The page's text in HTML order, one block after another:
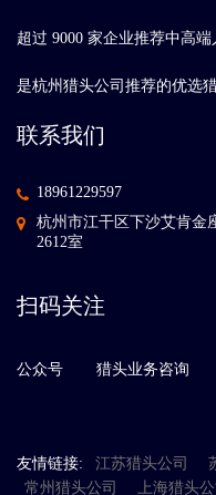
超过 9000 家企业推荐中高端
是杭州猎头公司推荐的优选
联系我们
18961229597
杭州市江干区下沙艾肯金
2612室
扫码关注
公众号 猎头业务咨询
友情链接: 江苏猎头公司
常州猎头公司
上海猎头公